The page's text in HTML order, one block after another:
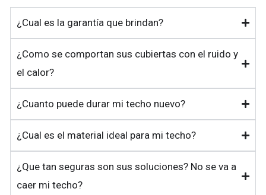
¿Cual es la garantía que brindan?
¿Como se comportan sus cubiertas con el ruido y
el calor?
¿Cuanto puede durar mi techo nuevo?
¿Cual es el material ideal para mi techo?
¿Que tan seguras son sus soluciones? No se va a
caer mi techo?